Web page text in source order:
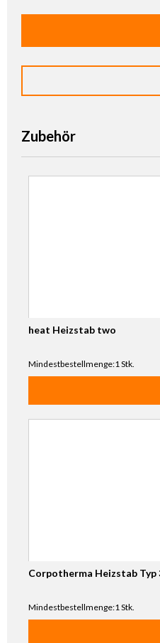
Zubehör
heat Heizstab two
Mindestbestellmenge:1 Stk.
Corpotherma Heizstab Typ
Mindestbestellmenge:1 Stk.